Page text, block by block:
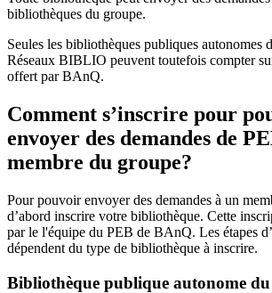
bibliothèques du groupe.
Seules les bibliothèques publiques autonomes
Réseaux BIBLIO peuvent toutefois compter
offert par BAnQ.
Comment s’inscrire pour
envoyer des demandes de
membre du groupe?
Pour pouvoir envoyer des demandes à un
d’abord inscrire votre bibliothèque. Cette
par le l'équipe du PEB de BAnQ. Les étapes
dépendent du type de bibliothèque à inscrire.
Bibliothèque publique autonome du